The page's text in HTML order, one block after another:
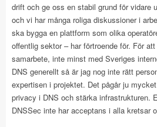
drift och ge oss en stabil grund för vidare
och vi har många roliga diskussioner i
ska bygga en plattform som olika
offentlig sektor – har förtroende för. För
samarbete, inte minst med Sveriges
DNS generellt så är jag nog inte rätt
expertisen i projektet. Det pågår ju
privacy i DNS och stärka infrastrukturen.
DNSSec inte har acceptans i alla kretsar